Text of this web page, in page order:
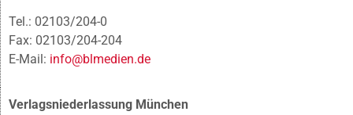
Tel.: 02103/204-0
Fax: 02103/204-204
E-Mail: info@blmedien.de
Verlagsniederlassung München